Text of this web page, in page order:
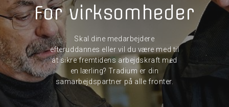
For virksomheder
Skal dine medarbejdere
efteruddannes eller vil du være med til
at sikre fremtidens arbejdskraft med
en lærling? Tradium er din
samarbejdspartner på alle fronter.